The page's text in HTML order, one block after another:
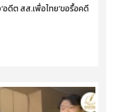
อดีต สส.เพื่อไทย’ขอรื้อคดี